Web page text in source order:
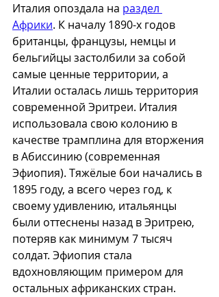
Италия опоздала на раздел
Африки. К началу 1890-х годов
британцы, французы, немцы и
бельгийцы застолбили за собой
самые ценные территории, а
Италии осталась лишь территория
современной Эритреи. Италия
использовала свою колонию в
качестве трамплина для вторжения
в Абиссинию (современная
Эфиопия). Тяжёлые бои начались в
1895 году, а всего через год, к
своему удивлению, итальянцы
были оттеснены назад в Эритрею,
потеряв как минимум 7 тысяч
солдат. Эфиопия стала
вдохновляющим примером для
остальных африканских стран.